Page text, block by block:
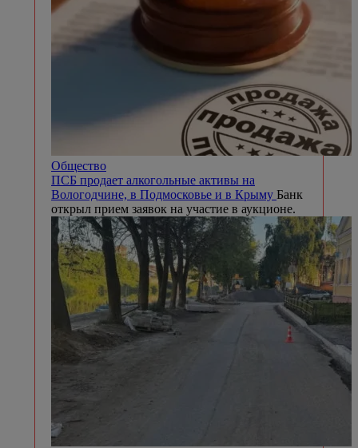
Общество
ПСБ продает алкогольные активы на
Вологодчине, в Подмосковье и в Крыму Банк
открыл прием заявок на участие в аукционе.